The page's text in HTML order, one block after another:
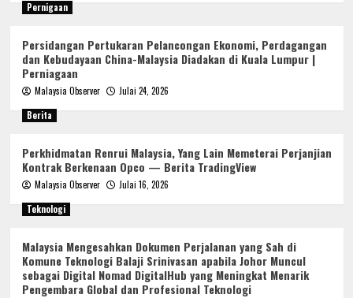
Pernigaan
Persidangan Pertukaran Pelancongan Ekonomi, Perdagangan
dan Kebudayaan China-Malaysia Diadakan di Kuala Lumpur |
Perniagaan
Malaysia Observer
Julai 24, 2026
Berita
Perkhidmatan Renrui Malaysia, Yang Lain Memeterai Perjanjian
Kontrak Berkenaan Opco — Berita TradingView
Malaysia Observer
Julai 16, 2026
Teknologi
Malaysia Mengesahkan Dokumen Perjalanan yang Sah di
Komune Teknologi Balaji Srinivasan apabila Johor Muncul
sebagai Digital Nomad DigitalHub yang Meningkat Menarik
Pengembara Global dan Profesional Teknologi